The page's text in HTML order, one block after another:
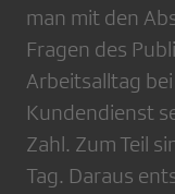
man mit den
Fragen des
Arbeitsalltag bei
Kundendienst
Zahl. Zum Teil
Tag. Daraus